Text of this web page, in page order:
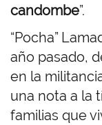
candombe”.
“Pocha”
año pasado,
en la
una nota a la
familias que